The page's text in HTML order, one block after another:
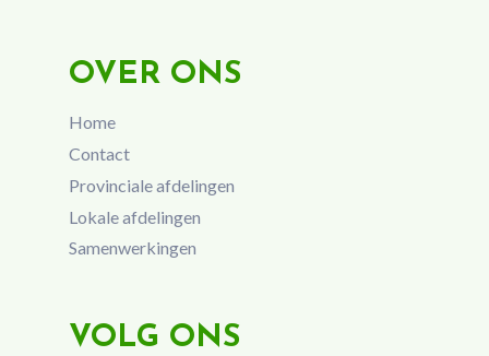
OVER ONS
Home
Contact
Provinciale afdelingen
Lokale afdelingen
Samenwerkingen
VOLG ONS